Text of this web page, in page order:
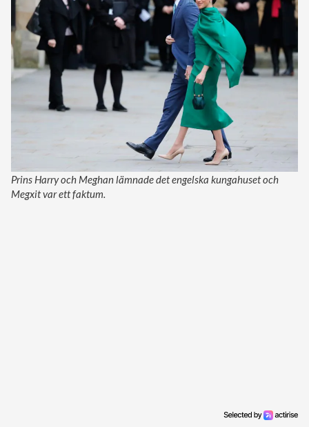
Prins Harry och Meghan lämnade det engelska kungahuset och
Megxit var ett faktum.